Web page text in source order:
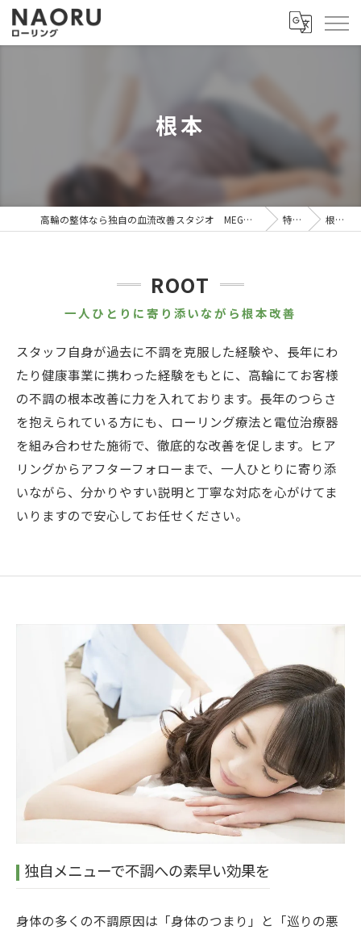
根本
高輪の整体なら独自の血流改善スタジオ MEGURU 特徴 根本
一人ひとりに寄り添いながら根本改善
ROOT
スタッフ自身が過去に不調を克服した経験や、長年にわ
たり健康事業に携わった経験をもとに、高輪にてお客様
の不調の根本改善に力を入れております。長年のつらさ
を抱えられている方にも、ローリング療法と電位治療器
を組み合わせた施術で、徹底的な改善を促します。ヒア
リングからアフターフォローまで、一人ひとりに寄り添
いながら、分かりやすい説明と丁寧な対応を心がけてま
いりますので安心してお任せください。
独自メニューで不調への素早い効果を
身体の多くの不調原因は「身体のつまり」と「巡りの悪